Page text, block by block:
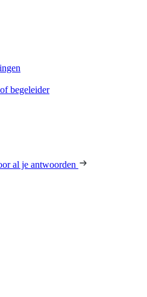
begeleider
al je antwoorden